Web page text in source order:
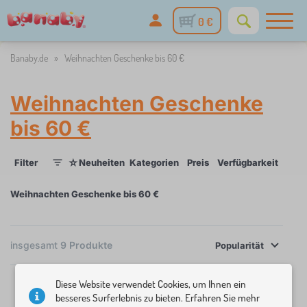
0 €
Banaby.de » Weihnachten Geschenke bis 60 €
Weihnachten Geschenke
bis 60 €
Filter ☆Neuheiten Kategorien Preis Verfügbarkeit
×
S
Weihnachten Geschenke bis 60 €
insgesamt 9 Produkte
Popularität
Diese Website verwendet Cookies, um Ihnen ein
besseres Surferlebnis zu bieten. Erfahren Sie mehr